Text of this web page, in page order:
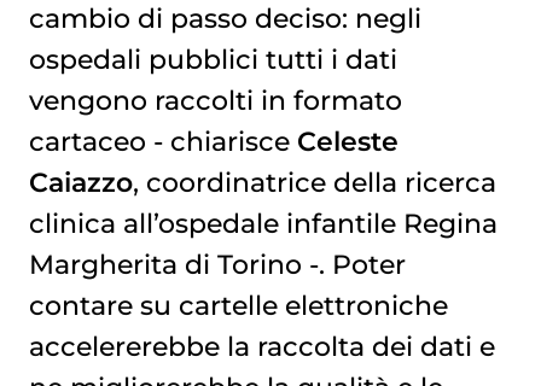
cambio di passo deciso: negli
ospedali pubblici tutti i dati
vengono raccolti in formato
cartaceo - chiarisce Celeste
Caiazzo, coordinatrice della ricerca
clinica all’ospedale infantile Regina
Margherita di Torino -. Poter
contare su cartelle elettroniche
accelererebbe la raccolta dei dati e